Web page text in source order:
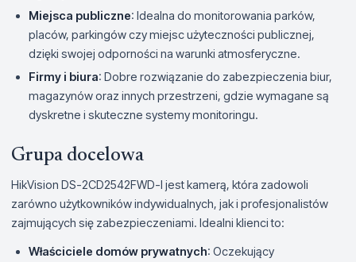
Miejsca publiczne: Idealna do monitorowania parków,
placów, parkingów czy miejsc użyteczności publicznej,
dzięki swojej odporności na warunki atmosferyczne.
Firmy i biura: Dobre rozwiązanie do zabezpieczenia biur,
magazynów oraz innych przestrzeni, gdzie wymagane są
dyskretne i skuteczne systemy monitoringu.
Grupa docelowa
HikVision DS-2CD2542FWD-I jest kamerą, która zadowoli
zarówno użytkowników indywidualnych, jak i profesjonalistów
zajmujących się zabezpieczeniami. Idealni klienci to:
Właściciele domów prywatnych: Oczekujący